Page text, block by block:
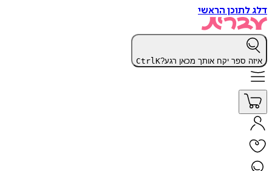
דלג לתוכן הראשי
איזה ספר יקח אותך מכאן רגע? CtrlK